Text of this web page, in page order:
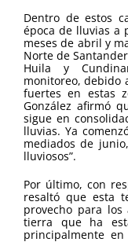
Dentro de estos
época de lluvias a
meses de abril y
Norte de
Huila y
monitoreo, debido
fuertes en estas
González afirmó
sigue en
lluvias. Ya
mediados de
lluviosos”.
Por último, con
resaltó que esta
provecho para
tierra que ha
principalmente